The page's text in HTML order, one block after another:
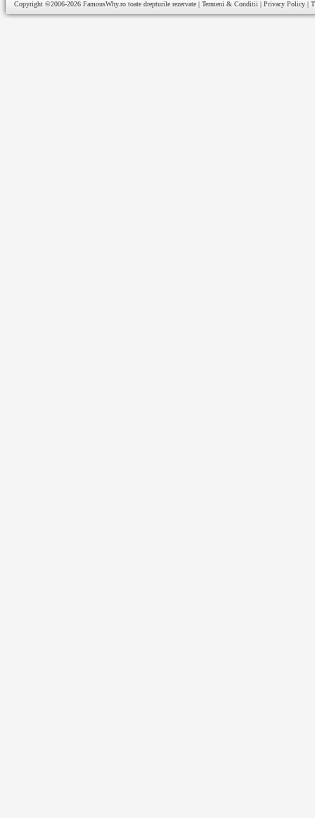
Copyright ©2006-2026 FamousWhy.ro toate drepturile rezervate | Termeni & Conditii | Privacy Policy |